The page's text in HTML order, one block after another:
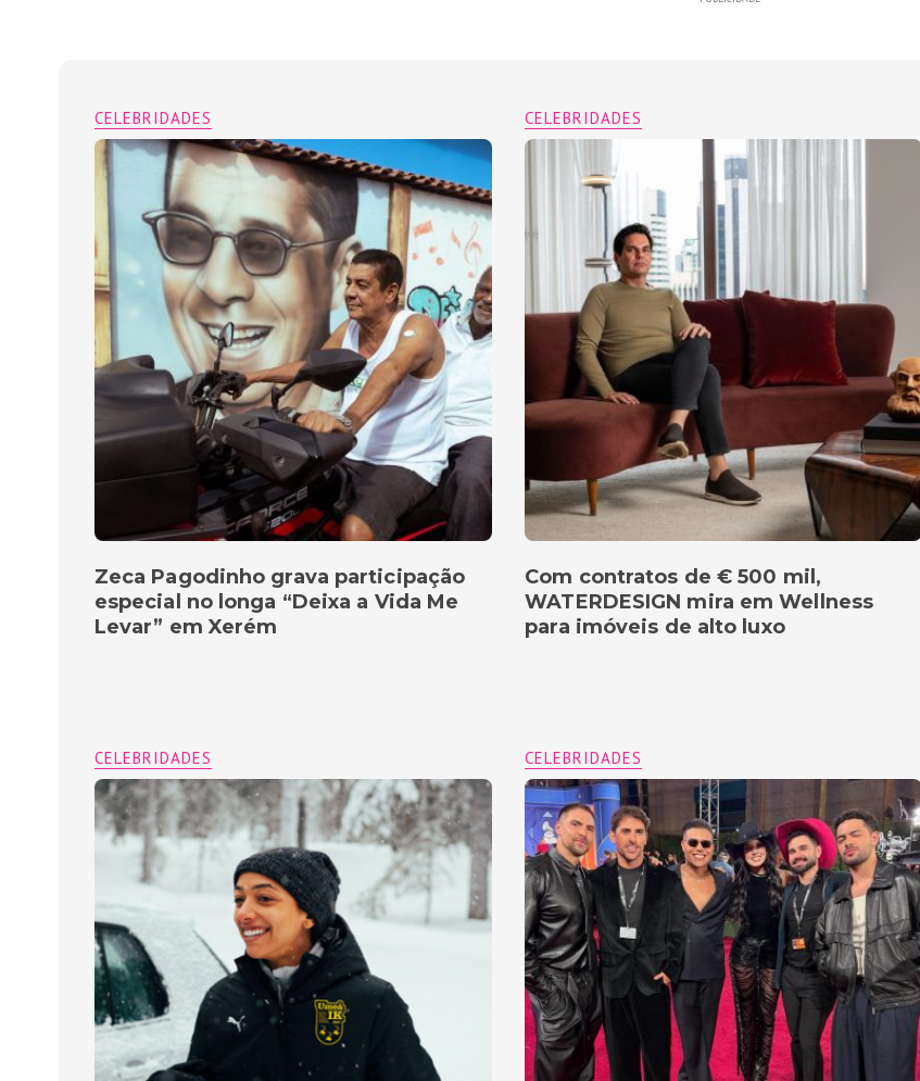
CELEBRIDADES
Com contratos de € 500 mil,
WATERDESIGN mira em Wellness
para imóveis de alto luxo
CELEBRIDADES
Zeca Pagodinho grava participação
especial no longa “Deixa a Vida Me
Levar” em Xerém
CELEBRIDADES
CELEBRIDADES